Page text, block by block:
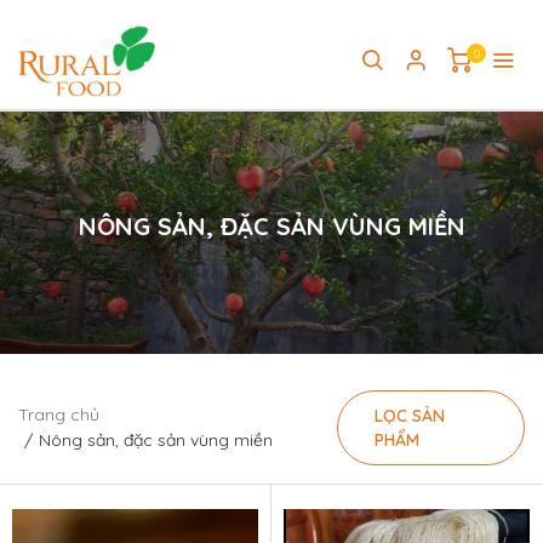
0
NÔNG SẢN, ĐẶC SẢN VÙNG MIỀN
Trang chủ
Nông sản, đặc sản vùng miền
LỌC SẢN
PHẨM